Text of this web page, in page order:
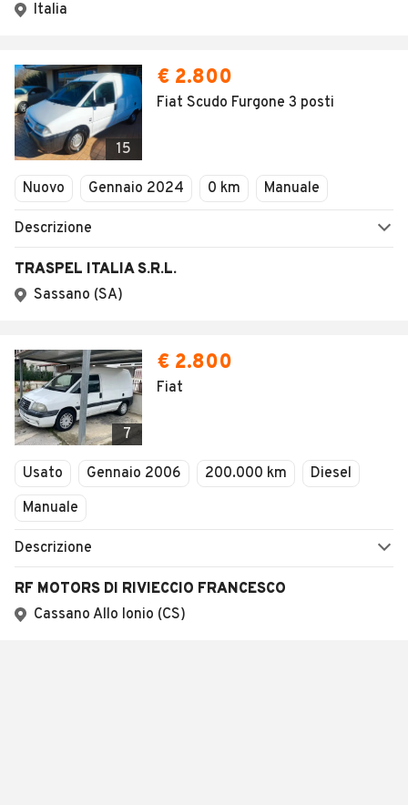
Italia
15
€ 2.800
Fiat Scudo Furgone 3 posti
Nuovo Gennaio 2024 0 km Manuale
Descrizione
TRASPEL ITALIA S.R.L.
Sassano (SA)
7
€ 2.800
Fiat
Usato Gennaio 2006 200.000 km
Diesel
Manuale
Descrizione
RF MOTORS DI RIVIECCIO FRANCESCO
Cassano Allo Ionio (CS)